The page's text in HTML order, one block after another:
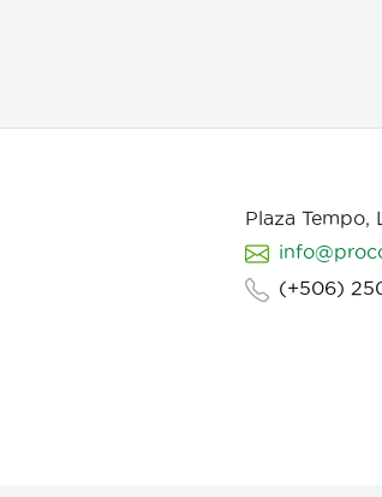
Plaza Tempo,
(+506)